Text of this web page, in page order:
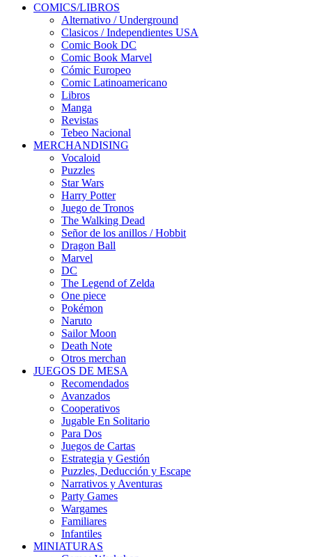
COMICS/LIBROS
Alternativo / Underground
Clasicos / Independientes USA
Comic Book DC
Comic Book Marvel
Cómic Europeo
Comic Latinoamericano
Libros
Manga
Revistas
Tebeo Nacional
MERCHANDISING
Vocaloid
Puzzles
Star Wars
Harry Potter
Juego de Tronos
The Walking Dead
Señor de los anillos / Hobbit
Dragon Ball
Marvel
DC
The Legend of Zelda
One piece
Pokémon
Naruto
Sailor Moon
Death Note
Otros merchan
JUEGOS DE MESA
Recomendados
Avanzados
Cooperativos
Jugable En Solitario
Para Dos
Juegos de Cartas
Estrategia y Gestión
Puzzles, Deducción y Escape
Narrativos y Aventuras
Party Games
Wargames
Familiares
Infantiles
MINIATURAS